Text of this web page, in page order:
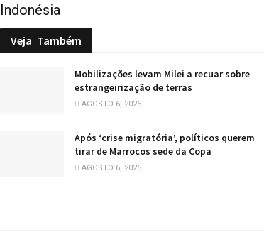
Indonésia
Veja Também
Mobilizações levam Milei a recuar sobre
estrangeirização de terras
AGOSTO 6, 2026
Após ‘crise migratória’, políticos querem
tirar de Marrocos sede da Copa
AGOSTO 6, 2026